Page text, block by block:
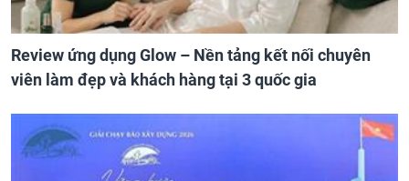
Review ứng dụng Glow – Nền tảng kết nối chuyên
viên làm đẹp và khách hàng tại 3 quốc gia